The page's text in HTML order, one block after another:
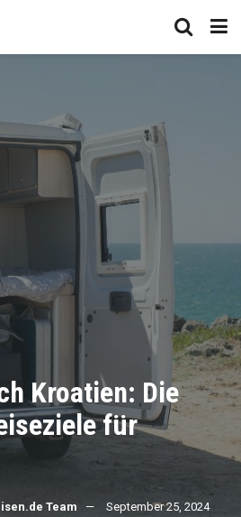
Kroatien: Die
für
Team September 25, 2024